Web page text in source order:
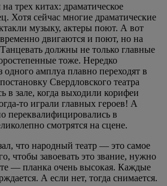
трех китах: драматическое
Хотя сейчас многие драматические
музыку, актеры поют. А вот
двигаются и поют, но на
должны не только главные
тоже. Нередко
одного амплуа плавно переходят в
Свердловского театра
в зале, когда выходили корифеи
то играли главных героев! А
переквалифицировались в
смотрятся на сцене.
что народный театр — это самое
чтобы завоевать это звание, нужно
— планка очень высокая. Каждые
А если нет, тогда снимается.